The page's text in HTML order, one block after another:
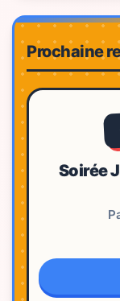
Prochaine
Soirée